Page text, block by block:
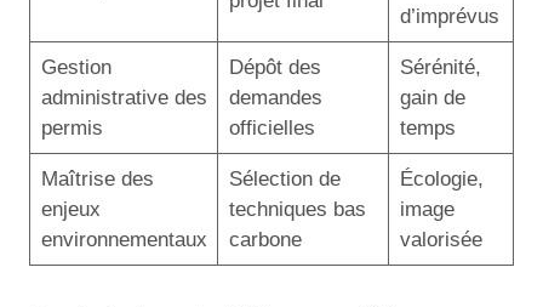
d’imprévus
Gestion
administrative des
permis
Dépôt des
demandes
officielles
Sérénité,
gain de
temps
Maîtrise des
enjeux
environnementaux
Sélection de
techniques bas
carbone
Écologie,
image
valorisée